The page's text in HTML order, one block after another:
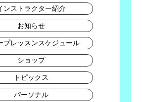
ンストラクター紹介
お知らせ
プレッスンスケジュール
ショップ
トピックス
パーソナル